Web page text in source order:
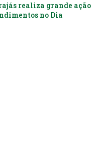
realiza grande ação
no Dia